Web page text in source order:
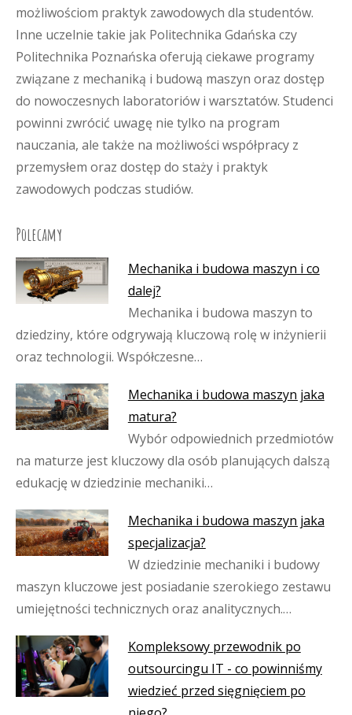
możliwościom praktyk zawodowych dla studentów.
Inne uczelnie takie jak Politechnika Gdańska czy
Politechnika Poznańska oferują ciekawe programy
związane z mechaniką i budową maszyn oraz dostęp
do nowoczesnych laboratoriów i warsztatów. Studenci
powinni zwrócić uwagę nie tylko na program
nauczania, ale także na możliwości współpracy z
przemysłem oraz dostęp do staży i praktyk
zawodowych podczas studiów.
Polecamy
Mechanika i budowa maszyn i co
dalej?
Mechanika i budowa maszyn to
dziedziny, które odgrywają kluczową rolę w inżynierii
oraz technologii. Współczesne…
Mechanika i budowa maszyn jaka
matura?
Wybór odpowiednich przedmiotów
na maturze jest kluczowy dla osób planujących dalszą
edukację w dziedzinie mechaniki…
Mechanika i budowa maszyn jaka
specjalizacja?
W dziedzinie mechaniki i budowy
maszyn kluczowe jest posiadanie szerokiego zestawu
umiejętności technicznych oraz analitycznych.…
Kompleksowy przewodnik po
outsourcingu IT - co powinniśmy
wiedzieć przed sięgnięciem po